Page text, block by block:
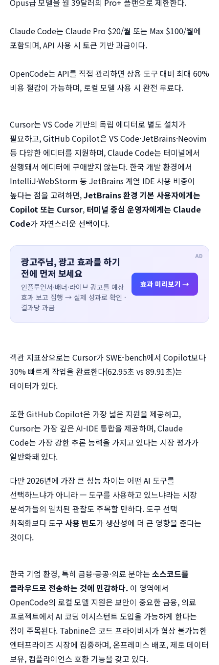
Opus급 모델을 월 39달러의 Pro+ 플랜으로 제한한다.
Claude Code는 Claude Pro $20/월 또는 Max $100/월에
포함되며, API 사용 시 토큰 기반 과금이다.
OpenCode는 API를 직접 관리하면 상용 도구 대비 최대 60%
비용 절감이 가능하며, 로컬 모델 사용 시 완전 무료다.
Cursor는 VS Code 기반의 독립 에디터로 별도 설치가
필요하고, GitHub Copilot은 VS Code·JetBrains·Neovim
등 다양한 에디터를 지원하며, Claude Code는 터미널에서
실행돼서 에디터에 구애받지 않는다. 한국 개발 환경에서
IntelliJ·WebStorm 등 JetBrains 계열 IDE 사용 비중이
높다는 점을 고려하면,JetBrains 환경 기본 사용자에게는
Copilot 또는 Cursor, 터미널 중심 운영자에게는 Claude
Code가 자연스러운 선택이다.
AD
광고주님, 광고 효과를 하기
전에 먼저 보세요
인플루언서·배너·라이브 광고를 예상
효과 보고 집행 → 실제 성과로 확인 ·
결과당 과금
효과 미리보기 →
객관 지표상으로는 Cursor가 SWE-bench에서 Copilot보다
30% 빠르게 작업을 완료한다(62.95초 vs 89.91초)는
데이터가 있다.
또한 GitHub Copilot은 가장 넓은 지원을 제공하고,
Cursor는 가장 깊은 AI-IDE 통합을 제공하며, Claude
Code는 가장 강한 추론 능력을 가지고 있다는 시장 평가가
일반화돼 있다.
다만 2026년에 가장 큰 성능 차이는 어떤 AI 도구를
선택하느냐가 아니라 — 도구를 사용하고 있느냐라는 시장
분석가들의 일치된 관찰도 주목할 만하다. 도구 선택
최적화보다 도구 사용 빈도가 생산성에 더 큰 영향을 준다는
것이다.
한국 기업 환경, 특히 금융·공공·의료 분야는 소스코드를
클라우드로 전송하는 것에 민감하다. 이 영역에서
OpenCode의 로컬 모델 지원은 보안이 중요한 금융, 의료
프로젝트에서 AI 코딩 어시스턴트 도입을 가능하게 한다는
점이 주목된다. Tabnine은 코드 프라이버시가 협상 불가능한
엔터프라이즈 시장에 집중하며, 온프레미스 배포, 제로 데이터
보유, 컴플라이언스 호환 기능을 갖고 있다.